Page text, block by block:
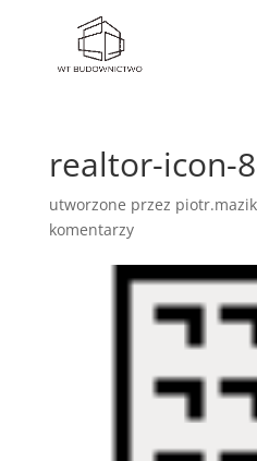
realtor-icon-
utworzone przez piotr.mazik
komentarzy